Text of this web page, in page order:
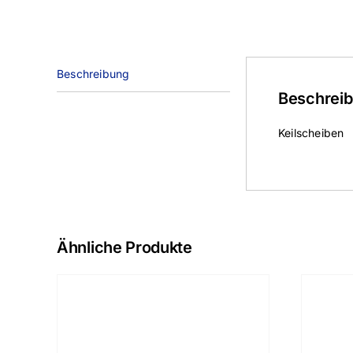
Beschreibung
Keilscheiben
Ähnliche Produkte